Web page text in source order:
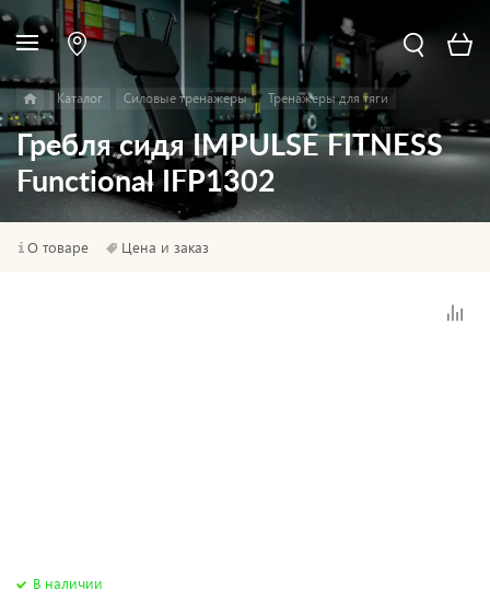
Каталог Силовые тренажеры Тренажеры для тяги
Гребля сидя IMPULSE FITNESS
Functional IFP1302
О товаре Цена и заказ
В наличии